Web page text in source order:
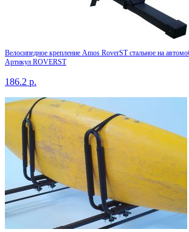
Велосипедное крепление Amos RoverST стальное на
Артикул ROVERST
186.2 р.